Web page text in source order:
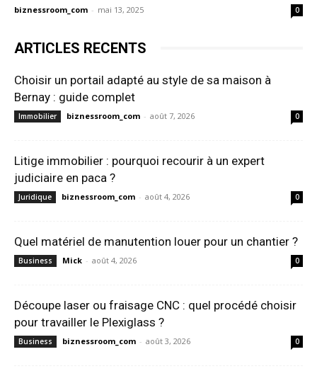
biznessroom_com - mai 13, 2025 0
ARTICLES RECENTS
Choisir un portail adapté au style de sa maison à
Bernay : guide complet
Immobilier biznessroom_com - août 7, 2026 0
Litige immobilier : pourquoi recourir à un expert
judiciaire en paca ?
Juridique biznessroom_com - août 4, 2026 0
Quel matériel de manutention louer pour un chantier ?
Business Mick - août 4, 2026 0
Découpe laser ou fraisage CNC : quel procédé choisir
pour travailler le Plexiglass ?
Business biznessroom_com - août 3, 2026 0